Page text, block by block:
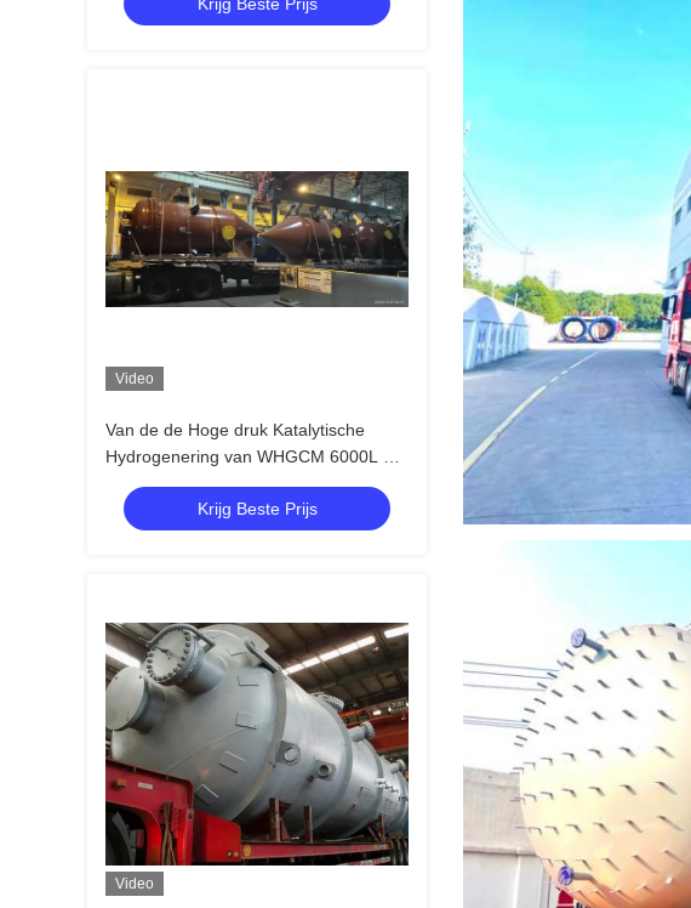
Video
Van de de Hoge druk Katalytische
Hydrogenering van WHGCM 6000L de
Reactor Grote Capaciteit
Krijg Beste Prijs
Video